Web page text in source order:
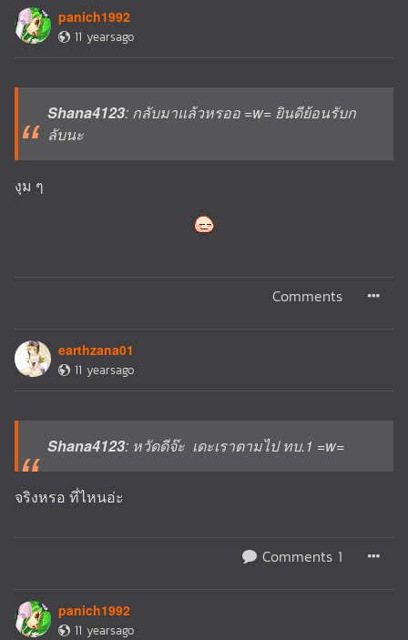
panich1992
11 yearsago
Shana4123: กลับมาแล้วหรออ =w= ยินดีย้อนรับก
ลับนะ
งุม ๆ
Comments
earthzana01
11 yearsago
Shana4123: หวัดดีจ๊ะ เดะเราตามไป ทบ.1 =w=
จริงหรอ ที่ไหนอ่ะ
Comments 1
panich1992
11 yearsago